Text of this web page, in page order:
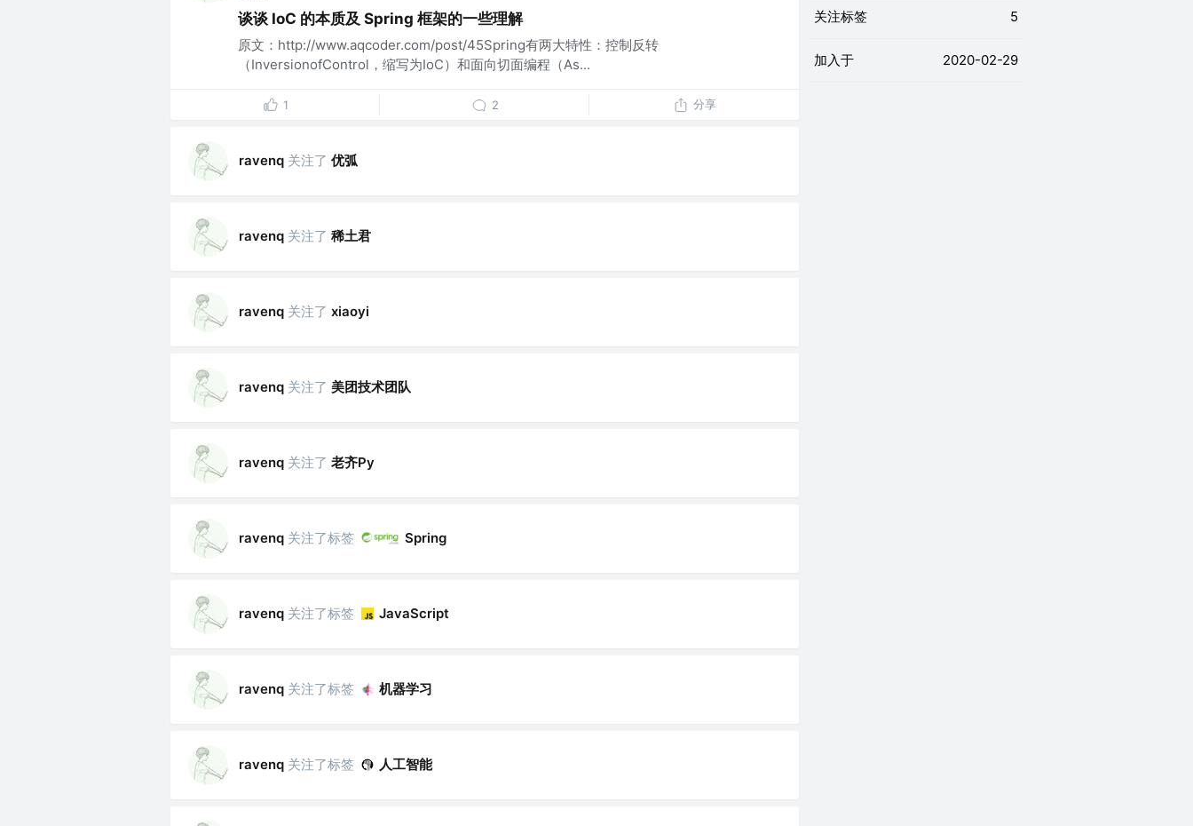
谈谈 IoC 的本质及 Spring 框架的一些理解
原文：http://www.aqcoder.com/post/45Spring有两大特性：控制反转
（InversionofControl，缩写为IoC）和面向切面编程（As...
1 2 分享
ravenq 关注了 优弧
ravenq 关注了 稀土君
ravenq 关注了 xiaoyi
ravenq 关注了 美团技术团队
ravenq 关注了 老齐Py
ravenq 关注了标签 Spring
ravenq 关注了标签 JavaScript
ravenq 关注了标签 机器学习
ravenq 关注了标签 人工智能
关注标签 5
加入于 2020-02-29